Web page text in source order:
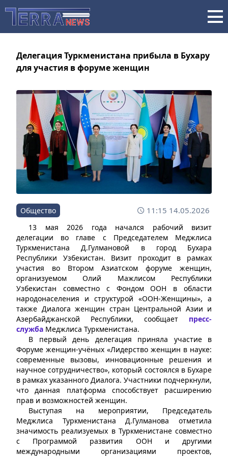
Делегация Туркменистана прибыла в Бухару
для участия в форуме женщин
Общество 11:15 14.05.2026
13 мая 2026 года начался рабочий визит
делегации во главе с Председателем Меджлиса
Туркменистана Д.Гулмановой в город Бухара
Республики Узбекистан. Визит проходит в рамках
участия во Втором Азиатском форуме женщин,
организуемом Олий Мажлисом Республики
Узбекистан совместно с Фондом ООН в области
народонаселения и структурой «ООН-Женщины», а
также Диалога женщин стран Центральной Азии и
Азербайджанской Республики, сообщает пресс-
служба Меджлиса Туркменистана.
В первый день делегация приняла участие в
Форуме женщин-учёных «Лидерство женщин в науке:
современные вызовы, инновационные решения и
научное сотрудничество», который состоялся в Бухаре
в рамках указанного Диалога. Участники подчеркнули,
что данная платформа способствует расширению
прав и возможностей женщин.
Выступая на мероприятии, Председатель
Меджлиса Туркменистана Д.Гулманова отметила
значимость реализуемых в Туркменистане совместно
с Программой развития ООН и другими
международными организациями проектов,